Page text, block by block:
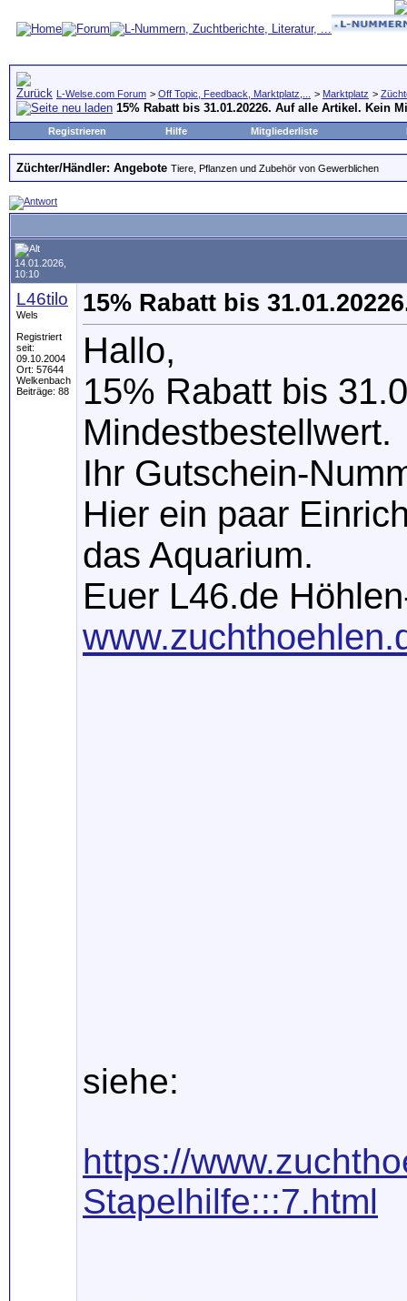
L-Welse.com Forum > Off Topic, Feedback, Marktplatz,... > Marktplatz >
15% Rabatt bis 31.01.20226. Auf alle Artikel. Kein
Registrieren Hilfe Mitgliederliste
Züchter/Händler: Angebote Tiere, Pflanzen und Zubehör von Gewerblichen
14.01.2026,
10:10
L46tilo
Wels
Registriert
seit:
09.10.2004
Ort: 57644
Welkenbach
Beiträge: 88
15% Rabatt bis
Hallo,
15% Rabatt bis
Mindestbestellwert.
Ihr Gutschein-
Hier ein paar
das Aquarium.
Euer L46.de
siehe:
https://
Stapelhilfe:::7.html